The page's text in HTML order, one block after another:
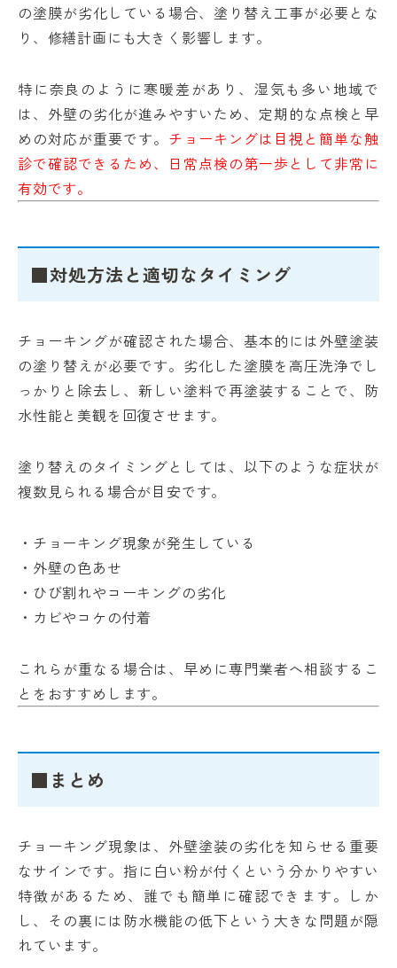
の塗膜が劣化している場合、塗り替え工事が必要とな
り、修繕計画にも大きく影響します。
特に奈良のように寒暖差があり、湿気も多い地域で
は、外壁の劣化が進みやすいため、定期的な点検と早
めの対応が重要です。 チョーキングは目視と簡単な触
診で確認できるため、日常点検の第一歩として非常に
有効です。
■対処方法と適切なタイミング
チョーキングが確認された場合、基本的には外壁塗装
の塗り替えが必要です。劣化した塗膜を高圧洗浄でし
っかりと除去し、新しい塗料で再塗装することで、防
水性能と美観を回復させます。
塗り替えのタイミングとしては、以下のような症状が
複数見られる場合が目安です。
・チョーキング現象が発生している
・外壁の色あせ
・ひび割れやコーキングの劣化
・カビやコケの付着
これらが重なる場合は、早めに専門業者へ相談するこ
とをおすすめします。
■まとめ
チョーキング現象は、外壁塗装の劣化を知らせる重要
なサインです。指に白い粉が付くという分かりやすい
特徴があるため、誰でも簡単に確認できます。しか
し、その裏には防水機能の低下という大きな問題が隠
れています。